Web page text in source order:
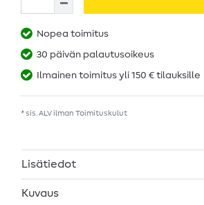
Nopea toimitus
30 päivän palautusoikeus
Ilmainen toimitus yli 150 € tilauksille
* sis. ALV ilman Toimituskulut
Lisätiedot
Kuvaus